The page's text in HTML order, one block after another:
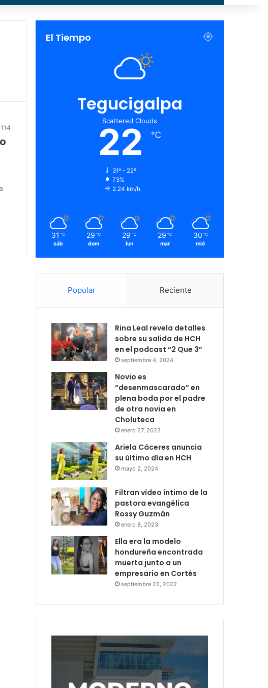
por
114
El Tiempo
Tegucigalpa
Scattered Clouds
22 ℃
31º - 22º
73%
2.24 km/h
31 ℃
sáb
29 ℃
dom
29 ℃
lun
29 ℃
mar
30 ℃
mié
Popular Reciente
Rina Leal revela detalles
sobre su salida de HCH
en el podcast “2 Que 3”
septiembre 4, 2024
Novio es
“desenmascarado” en
plena boda por el padre
de otra novia en
Choluteca
enero 27, 2023
Ariela Cáceres anuncia
su último día en HCH
mayo 2, 2024
Filtran vídeo íntimo de la
pastora evangélica
Rossy Guzmán
enero 8, 2023
Ella era la modelo
hondureña encontrada
muerta junto a un
empresario en Cortés
septiembre 22, 2022